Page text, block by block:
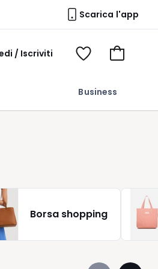
Scarica l'app
Business
/ Iscriviti
Voir
Vai
Borsa shopping